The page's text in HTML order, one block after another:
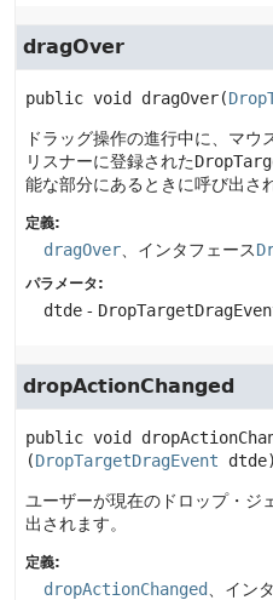
dragOver
public void dragOver(
ドラッグ操作の進行中に、マ
リスナーに登録された
能な部分にあるときに呼び出さ
定義:
dragOver 、インタフェース
パラメータ:
dtde -
dropActionChanged
public void
(DropTargetDragEvent dtde)
ユーザーが現在のドロップ・ジ
出されます。
定義:
dropActionChanged
、イン